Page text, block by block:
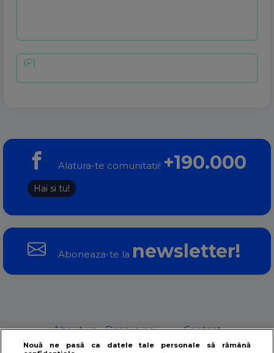
Alatura-te comunitatii! +190.000
Hai si tu!
Aboneaza-te la newsletter!
About us – Despre noi Contact
Nouă ne pasă ca datele tale personale să rămână